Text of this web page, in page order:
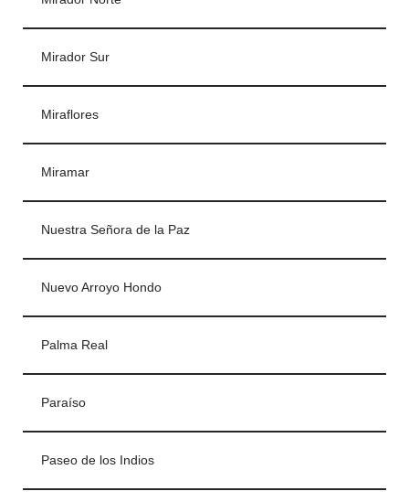
Mirador Sur
Miraflores
Miramar
Nuestra Señora de la Paz
Nuevo Arroyo Hondo
Palma Real
Paraíso
Paseo de los Indios